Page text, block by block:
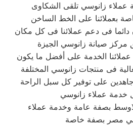
عملاء زانوسي تلقى الشكاوى
بعملائنا على الخط الساخن
دائما فى دعم عملائنا فى كل مكان
صيانة زانوسي الجيزة
الخدمة على أفضل ما يكون
فى منتجات زانوسي المختلفة
جاهدين على توفير كل سبل الراحة
خدمة عملاء زانوسي
بصفة عامة وخدمة عملاء
مصر بصفة خاصة